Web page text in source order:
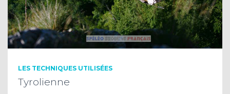
LES TECHNIQUES UTILISÉES
Tyrolienne